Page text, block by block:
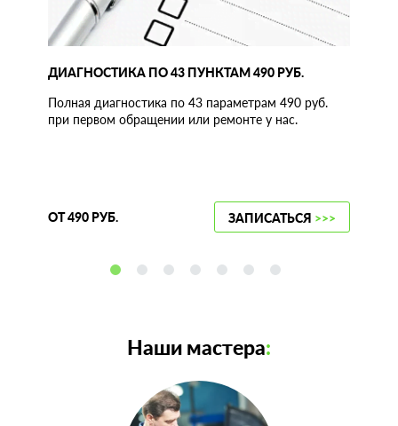
ДИАГНОСТИКА ПО 43 ПУНКТАМ 490 РУБ.
Полная диагностика по 43 параметрам 490 руб.
при первом обращении или ремонте у нас.
ОТ 490 РУБ. ЗАПИСАТЬСЯ >>>
Наши мастера: